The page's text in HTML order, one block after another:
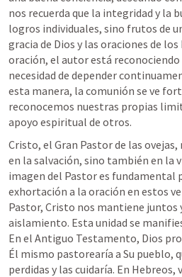
nos recuerda que la integridad y la
logros individuales, sino frutos de
gracia de Dios y las oraciones de
oración, el autor está
necesidad de depender
esta manera, la comunión se ve
reconocemos nuestras propias
apoyo espiritual de otros.
Cristo, el Gran Pastor de las
en la salvación, sino también en la
imagen del Pastor es fundamental
exhortación a la oración en estos
Pastor, Cristo nos mantiene juntos
aislamiento. Esta unidad se
En el Antiguo Testamento, Dios
Él mismo pastorearía a Su pueblo,
perdidas y las cuidaría. En